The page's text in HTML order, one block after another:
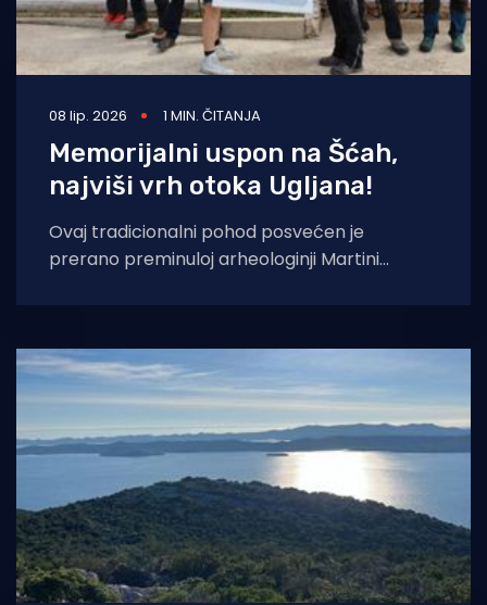
08 lip. 2026 1 MIN. ČITANJA
Memorijalni uspon na Šćah,
najviši vrh otoka Ugljana!
Ovaj tradicionalni pohod posvećen je
prerano preminuloj arheologinji Martini
trag u istraživanju kulturne baštine